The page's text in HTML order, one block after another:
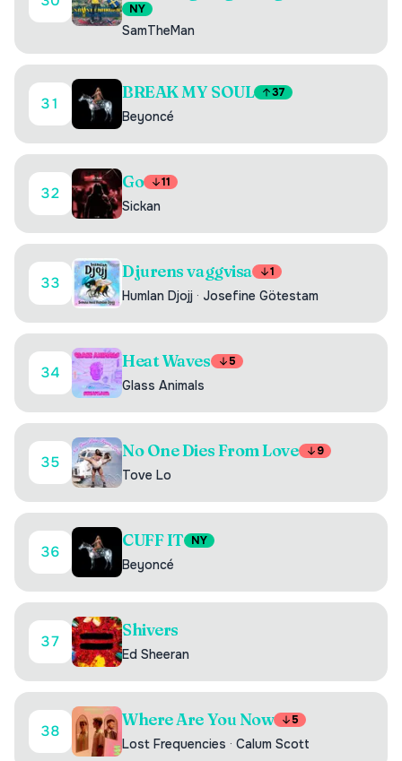
NY
SamTheMan
31
BREAK MY SOUL 37
Beyoncé
32
Go 11
Sickan
33
Djurens vaggvisa 1
Humlan Djojj · Josefine Götestam
34
Heat Waves 5
Glass Animals
35
No One Dies From Love 9
Tove Lo
36
CUFF IT NY
Beyoncé
37
Shivers
Ed Sheeran
38
Where Are You Now 5
Lost Frequencies · Calum Scott